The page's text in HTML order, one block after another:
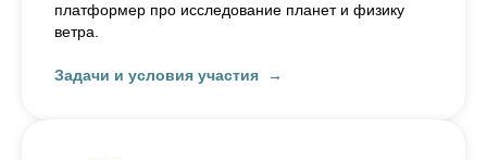
платформер про исследование планет и физику
ветра.
Задачи и условия участия